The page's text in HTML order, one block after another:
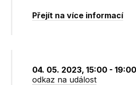
Přejít na více informací
04. 05. 2023, 15:00 - 19:00
odkaz na událost